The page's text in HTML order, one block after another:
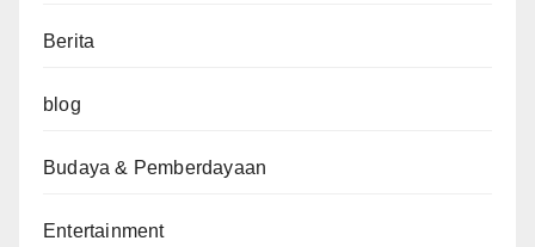
Berita
blog
Budaya & Pemberdayaan
Entertainment